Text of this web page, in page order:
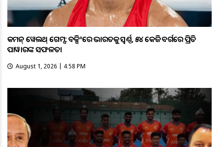
କମନ୍ ୱେଲଥ୍ ଗେମ୍ସ: ବକ୍ସିଂରେ ଭାରତକୁ ସ୍ବର୍ଣ୍ଣ, ୫୪ କେଜି ବର୍ଗରେ ପ୍ରିତି
ପାୱାରଙ୍କ ସଫଳତା
August 1, 2026 | 4:58 PM